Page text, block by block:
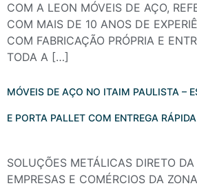
COM A LEON MÓVEIS DE AÇO,
COM MAIS DE 10 ANOS DE
COM FABRICAÇÃO PRÓPRIA E
TODA A […]
MÓVEIS DE AÇO NO ITAIM PAULISTA –
E PORTA PALLET COM ENTREGA RÁPIDA
SOLUÇÕES METÁLICAS DIRETO
EMPRESAS E COMÉRCIOS DA